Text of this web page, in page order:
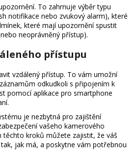
To zahrnuje výběr typu
notifikace nebo zvukový alarm), které
které mají upozornění spustit
neoprávněný přístup).
přístupu
vzdálený přístup. To vám umožní
odkudkoli s připojením k
pomocí aplikace pro smartphone
je nezbytná pro zajištění
vašeho kamerového
těchto kroků můžete zajistit, že váš
jak má, a poskytne vám potřebnou